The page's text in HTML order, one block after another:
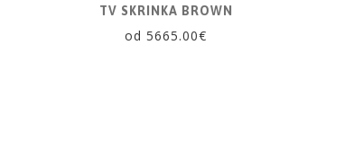
TV SKRINKA BROWN
od 5665.00€